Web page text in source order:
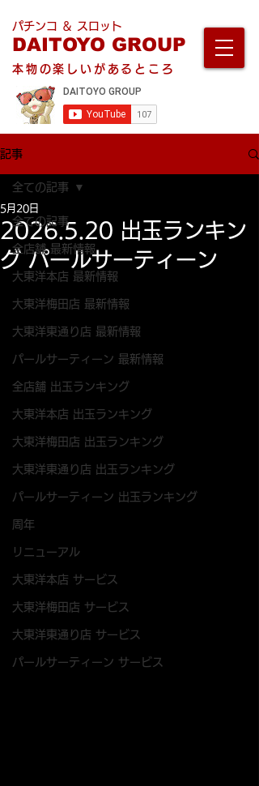
パチンコ ＆ スロット
DAITOYO GROUP
本物の楽しいがあるところ
記事
全ての記事
全店舗 最新情報
大東洋本店 最新情報
大東洋梅田店 最新情報
大東洋東通り店 最新情報
パールサーティーン 最新情報
全店舗 出玉ランキング
大東洋本店 出玉ランキング
大東洋梅田店 出玉ランキング
大東洋東通り店 出玉ランキング
パールサーティーン 出玉ランキング
周年
リニューアル
大東洋本店 サービス
大東洋梅田店 サービス
大東洋東通り店 サービス
パールサーティーン サービス
全ての記事
2026.5.20 出玉ランキン
グ パールサーティーン
5月20日